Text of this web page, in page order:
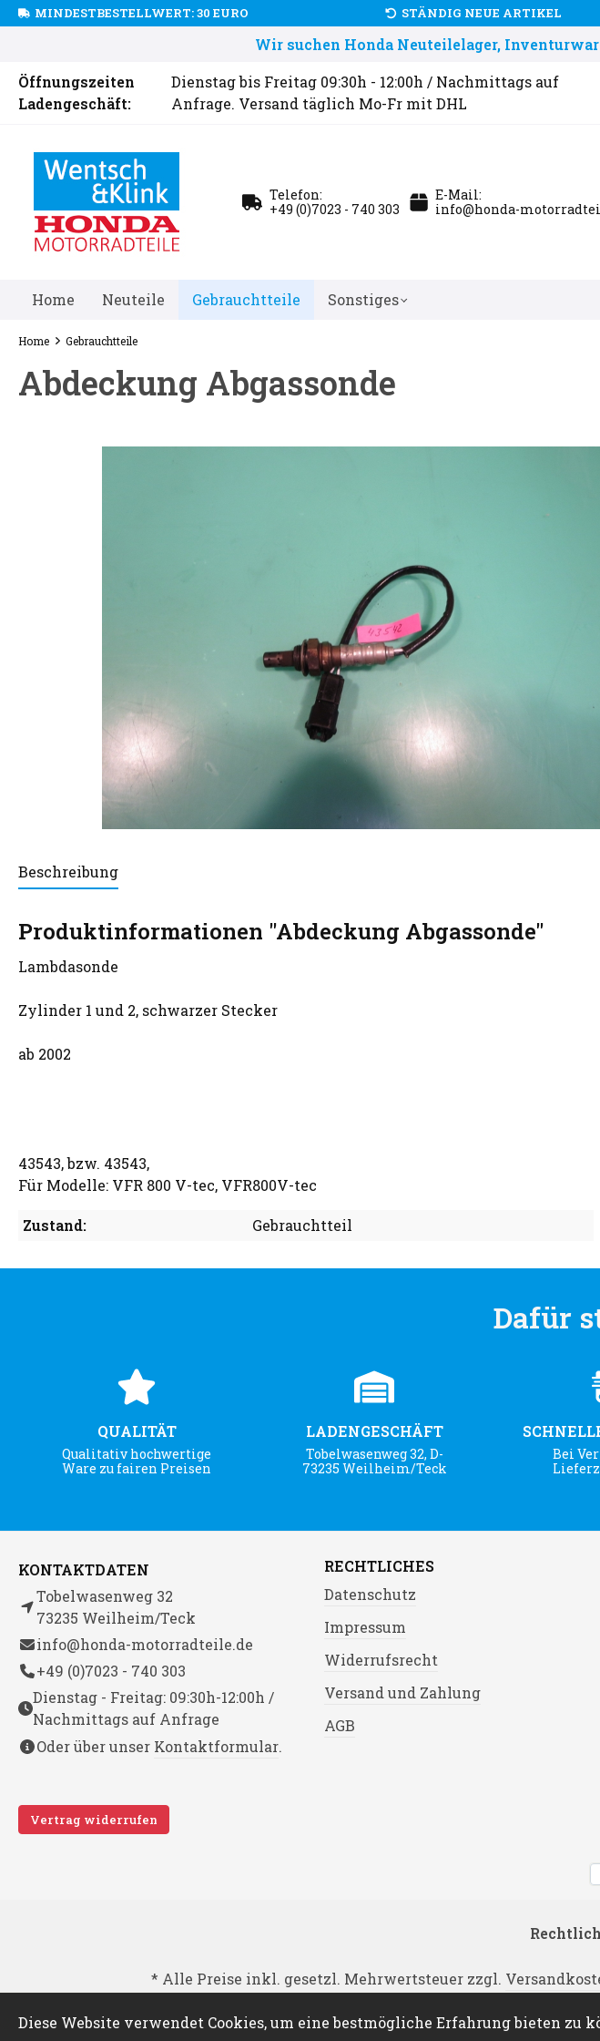
MINDESTBESTELLWERT: 30 EURO STÄNDIG NEUE ARTIKEL
Wir suchen Honda Neuteilelager,
Öffnungszeiten
Ladengeschäft:
Dienstag bis Freitag 09:30h - 12:00h / Nachmittags auf
Anfrage. Versand täglich Mo-Fr mit DHL
Telefon:
+49 (0)7023 - 740 303
E-Mail:
info@honda-
Home Neuteile Gebrauchtteile Sonstiges
Home Gebrauchtteile
Abdeckung Abgassonde
Beschreibung
Produktinformationen "Abdeckung Abgassonde"
Lambdasonde
Zylinder 1 und 2, schwarzer Stecker
ab 2002
43543, bzw. 43543,
Für Modelle: VFR 800 V-tec, VFR800V-tec
Zustand: Gebrauchtteil
Dafür
QUALITÄT
Qualitativ hochwertige
Ware zu fairen Preisen
LADENGESCHÄFT
Tobelwasenweg 32, D-
73235 Weilheim/Teck
Bei
KONTAKTDATEN
Tobelwasenweg 32
73235 Weilheim/Teck
info@honda-motorradteile.de
+49 (0)7023 - 740 303
Dienstag - Freitag: 09:30h-12:00h /
Nachmittags auf Anfrage
Oder über unser Kontaktformular.
Vertrag widerrufen
RECHTLICHES
Datenschutz
Impressum
Widerrufsrecht
Versand und Zahlung
AGB
* Alle Preise inkl. gesetzl. Mehrwertsteuer zzgl.
© 2024 HONDA Motorradteile -
Technische
Diese Website verwendet Cookies, um eine bestmögliche Erfahrung bieten zu